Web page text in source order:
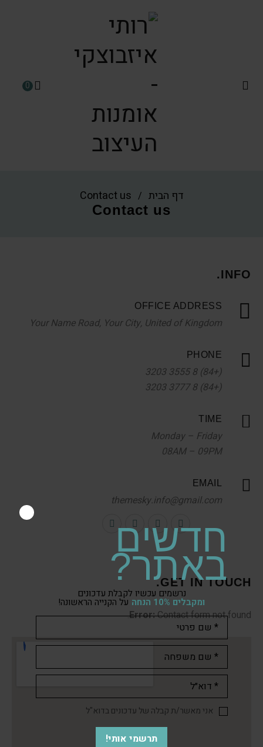
0
דף הבית /
Contact us
Contact us
INFO.
OFFICE ADDRESS
Your Name Road, Your City, United of Kingdom
PHONE
(+84) 8 3555 3203
(+84) 8 3777 3203
TIME
Monday – Friday
08AM – 09PM
EMAIL
themesky.info@gmail.com
GET IN TOUCH.
Error:Contact form not found.
חדשים
באתר?
נרשמים עכשיו לקבלת עדכונים
ומקבלים 10% הנחה על הקנייה הראשונה!
אני מאשר/ת קבלה של עדכונים בדוא"ל
תרשמי אותי!